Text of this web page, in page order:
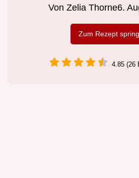
Von Zelia Thorne6.
Zum Rezept
4.85 (26